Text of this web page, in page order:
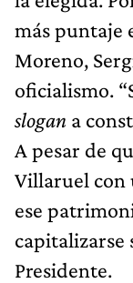
más puntaje
Moreno,
oficialismo.
slogan a
A pesar de
Villaruel con
ese
capitalizarse
Presidente.